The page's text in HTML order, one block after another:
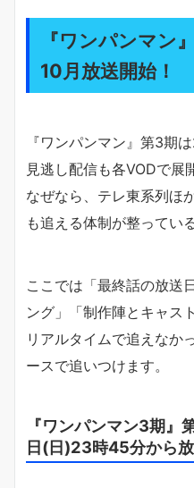
『ワンパンマン
10月放送開始！
『ワンパンマン』第3期
見逃し配信も各VODで展
なぜなら、テレ東系列ほ
も追える体制が整ってい
ここでは「最終話の放送
ング」「制作陣とキャス
リアルタイムで追えなか
ースで追いつけます。
『ワンパンマン3期
日(日)23時45分から放